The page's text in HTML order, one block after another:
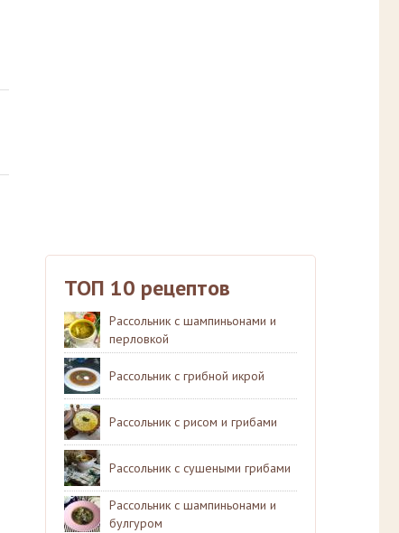
ТОП 10 рецептов
Рассольник с шампиньонами и
перловкой
Рассольник с грибной икрой
Рассольник с рисом и грибами
Рассольник с сушеными грибами
Рассольник с шампиньонами и
булгуром